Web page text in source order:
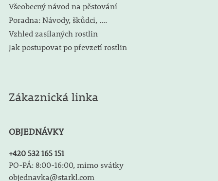
Všeobecný návod na pěstování
Poradna: Návody, škůdci, ....
Vzhled zasílaných rostlin
Jak postupovat po převzetí rostlin
Zákaznická linka
OBJEDNÁVKY
+420 532 165 151
PO-PÁ: 8:00-16:00, mimo svátky
objednavka@starkl.com